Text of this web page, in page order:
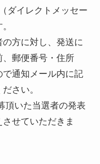
ダイレクトメッセー
方に対し、発送に
郵便番号・住所
通知メール内に記
さい。
頂いた当選者の発表
せていただきま